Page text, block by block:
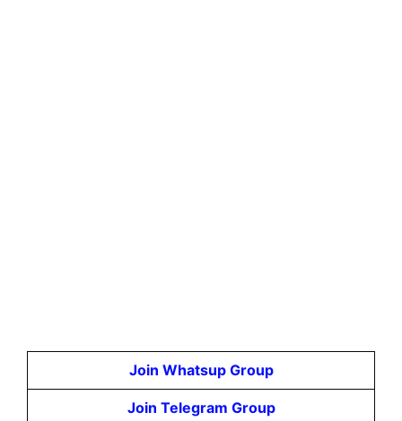
Join Whatsup Group
Join Telegram Group